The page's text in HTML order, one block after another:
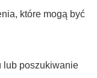
które mogą być
lub poszukiwanie